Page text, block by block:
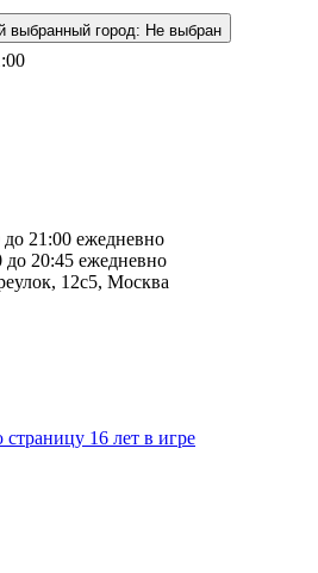
выбранный город: Не выбран
21:00 ежедневно
до 20:45 ежедневно
12с5, Москва
страницу 16 лет в игре